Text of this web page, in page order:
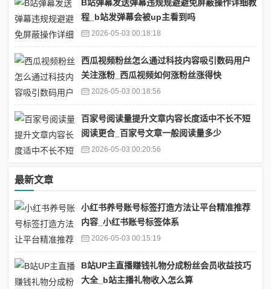
B站弹幕发送弹幕违规规避避免屏蔽操作详细教
程_b站发弹幕会被up主看到吗
2026-05-03 00:18:18
西瓜视频粉丝怎么通过科技内容吸引数码用户
关注涨粉_西瓜视频如何涨粉丝涨得快
2026-05-03 00:18:56
百家号阅读量提升文章内容长度适中不长不短
阅读更合_百家号文章一般阅读量多少
2026-05-03 00:20:56
最新文章
小红书养号账号标签打造方法让平台精准推荐
内容_小红书账号标签体系
2026-05-03 00:15:19
B站UP主直播赚钱礼物分成粉丝会员收益技巧
大全_b站主播礼物收入怎么算